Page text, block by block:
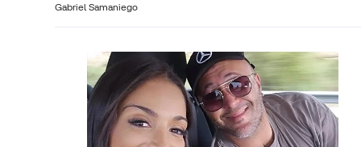
Gabriel Samaniego